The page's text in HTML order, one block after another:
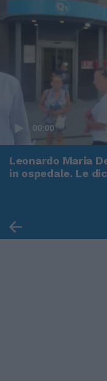
00:00
Leonardo Maria
in ospedale. Le